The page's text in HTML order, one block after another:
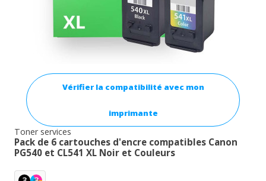
Vérifier la compatibilité avec mon
imprimante
Toner services
Pack de 6 cartouches d'encre compatibles Canon
PG540 et CL541 XL Noir et Couleurs